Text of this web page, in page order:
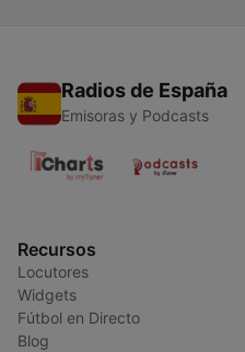
Radios de España
Emisoras y Podcasts
Recursos
Locutores
Widgets
Fútbol en Directo
Blog